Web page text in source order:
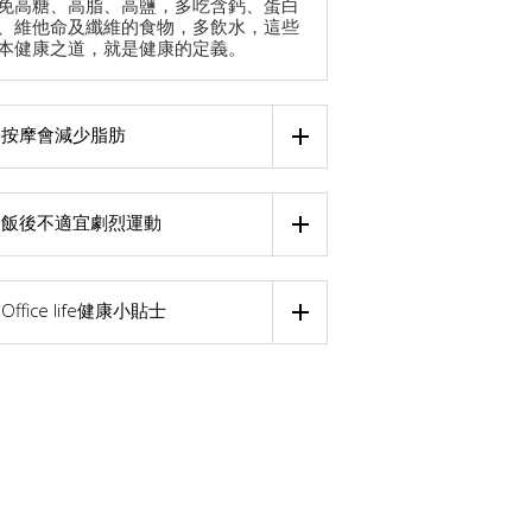
高糖、高脂、高鹽，多吃含鈣、蛋白
維他命及纖維的食物，多飲水，這些
健康之道，就是健康的定義。
按摩會減少脂肪
飯後不適宜劇烈運動
Office life健康小貼士